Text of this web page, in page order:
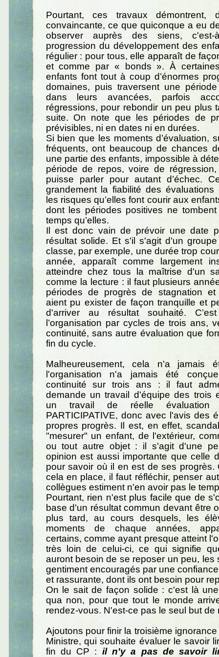
Pourtant, ces travaux démontrent,
convaincante, ce que quiconque a eu
observer auprès des siens,
progression du développement des
régulier : pour tous, elle apparaît de
et comme par « bonds ». À
enfants font tout à coup d’énormes
domaines, puis traversent une
dans leurs avancées, parfois
régressions, pour rebondir un peu plus
suite. On note que les périodes de
prévisibles, ni en dates ni en durées.
Si bien que les moments d’évaluation,
fréquents, ont beaucoup de chances
une partie des enfants, impossible à
période de repos, voire de
puisse parler pour autant d’échec.
grandement la fiabilité des
les risques qu’elles font courir aux
dont les périodes positives ne
temps qu’elles.
Il est donc vain de prévoir une date
résultat solide. Et s'il s'agit d'un
classe, par exemple, une durée trop
année, apparaît comme largement
atteindre chez tous la maîtrise d'un
comme la lecture : il faut plusieurs
périodes de progrès de stagnation
aient pu exister de façon tranquille et
d'arriver au résultat souhaité.
l’organisation par cycles de trois ans,
continuité, sans autre évaluation que
fin du cycle.
Malheureusement, cela n'a jamais
l'organisation n'a jamais été
continuité sur trois ans : il faut
demande un travail d'équipe des trois
un travail de réelle évaluation
PARTICIPATIVE, donc avec l'avis des
propres progrès. Il est, en effet,
"mesurer" un enfant, de l'extérieur,
ou tout autre objet : il s'agit d'une
opinion est aussi importante que celle
pour savoir où il en est de ses progrès.
cela en place, il faut réfléchir, penser
collègues estiment n'en avoir pas le
Pourtant, rien n'est plus facile que de
base d'un résultat commun devant être
plus tard, au cours desquels, les
moments de chaque années,
certains, comme ayant presque atteint
très loin de celui-ci, ce qui signifie
auront besoin de se reposer un peu, les
gentiment encouragés par une
et rassurante, dont ils ont besoin pour
On le sait de façon solide : c'est là
qua non, pour que tout le monde
rendez-vous. N'est-ce pas le seul but de
Ajoutons pour finir la troisième
Ministre, qui souhaite évaluer le savoir
fin du CP : il n'y a pas de savoir